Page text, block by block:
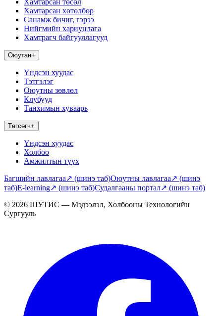
Хамтарсан төсөл
Хамтарсан хөтөлбөр
Санамж бичиг, гэрээ
Нийгмийн хариуцлага
Хамтрагч байгууллагууд
Оюутан+
Үндсэн хуудас
Тэтгэлэг
Оюутны зөвлөл
Клубууд
Танхимын хуваарь
Төгсөгч+
Үндсэн хуудас
Холбоо
Амжилтын түүх
Багшийн лавлагаа↗ (шинэ таб)Оюутны лавлагаа↗ (шинэ
таб)E-learning↗ (шинэ таб)Судалгааны портал↗ (шинэ таб)
© 2026 ШУТИС — Мэдээлэл, Холбооны Технологийн
Сургууль